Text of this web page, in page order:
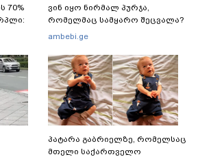
70%
ვინ იყო ნირმალ პურჯა,
რომელმაც სამყარო შეცვალა?
ambebi.ge
პატარა გაბრიელზე, რომელსაც
მთელი საქართველო